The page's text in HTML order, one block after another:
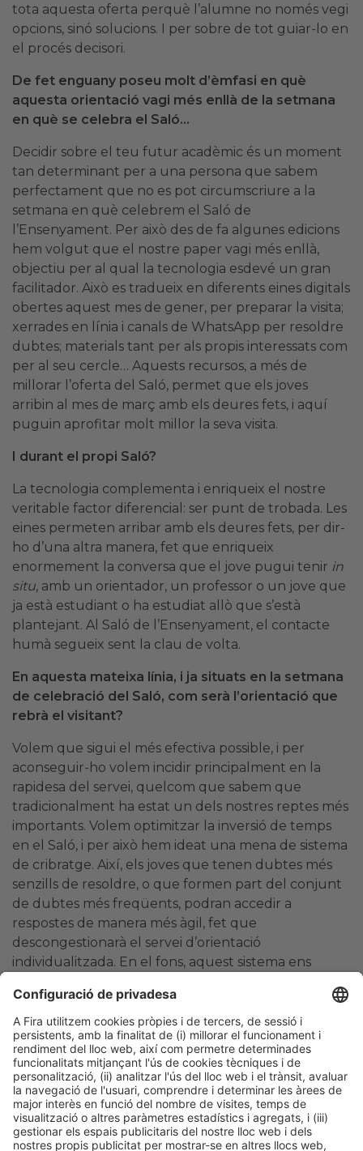
tota aquesta oferta perquè l’alumne no només vegi
opcions, sinó solucions. I per sobre de tot guiar-lo en
el procés decisori.
De fet enguany poseu molt d’èmfasi en què
aquesta orientació vagi més enllà de la setmana
en què se celebra el Saló…
Decidir sobre el teu futur acadèmic és un moment
tan determinant per a una persona que sabem
perfectament que no es pot circumscriure a la
setmana en què celebrem el Saló de
l’Ensenyament. Per això des de fa algunes edicions
hem volgut que el nostre paper vagi més enllà,
objectiu per al qual la tecnologia esdevé un gran
facilitador. Això es tradueix en diferents eines digitals
obertes aquest mes de gener, per preparar la visita;
xerrades en línia i canals de WhatsApp per resoldre
dubtes; materials tant per als propis interessats com
per al seu cercle… Aquests recursos, a més de
millorar l’oferta del Saló, permet que els joves
arribin al mes de març amb els deures fets, i aquí
puguin aprofitar molt millor la seva visita.
I durant el propi Saló?
La tecnologia complementa i enriqueix el nostre
veritable factor diferencial: ser punt de trobada. Les
eines permeten arribar amb els deures fets, per dir-
ho d’una altra manera, fet que enriqueix
enormement la conversa que el jove pugui tenir in
situ, amb un orientador, un professor o un jove que
ja està estudiant o ha estudiat allò que s’està
plantejant. Al Saló de l’Ensenyament, el contacte
humà segueix sent la clau de volta.
En aquesta mateixa línia, i ja situats en la setmana
de celebració del Saló, com serà l’orientació que
rebrà el visitant?
Volem que sigui el més efectiva possible, i per
aconseguir-ho volem incidir principalment en la
rapidesa del servei, quelcom que sabem que
tradicionalment ha estat un dels nostres reptes més
importants. Volem optimitzar la inversió de temps
en el Saló, i per això hem ideat una mena de sistema
de cribratge. Així, els joves que tenen dubtes més
senzills de resoldre, o que formen part del conjunt
de dubtes més freqüents, podran accedir a
respostes de manera més àgil, fet que
descongestionarà el servei d’orientació
individualitzada. En el fons, aquest sistema ens
incidirà en l’eficiència del servei i podrà absorbir el
màxim nombre de consultes.